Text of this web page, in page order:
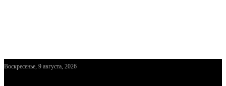
Воскресенье, 9 августа, 2026